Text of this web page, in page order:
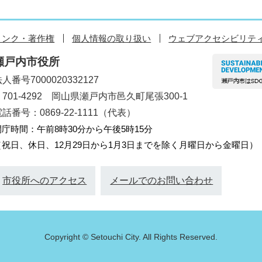
ンク・著作権 個人情報の取り扱い ウェブアクセシビリテ
戸内市役所
人番号7000020332127
701-4292 岡山県瀬戸内市邑久町尾張300-1
話番号：0869-22-1111（代表）
庁時間：午前8時30分から午後5時15分
祝日、休日、12月29日から1月3日までを除く月曜日から金曜日）
市役所へのアクセス メールでのお問い合わせ
Copyright © Setouchi City. All Rights Reserved.